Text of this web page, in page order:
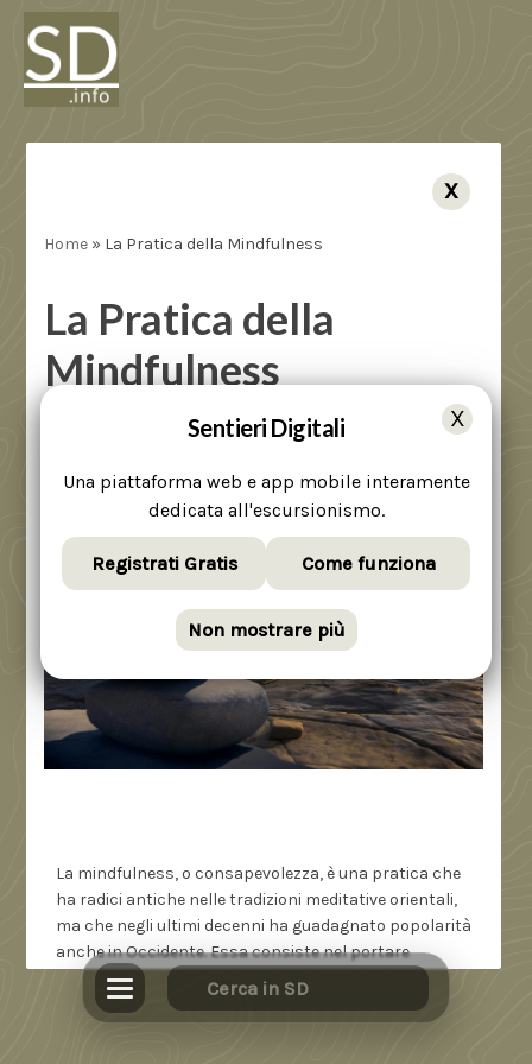
X
Home » La Pratica della Mindfulness
La Pratica della
Mindfulness
Rubriche
La mindfulness, o consapevolezza, è una pratica che
ha radici antiche nelle tradizioni meditative orientali,
ma che negli ultimi decenni ha guadagnato popolarità
anche in Occidente. Essa consiste nel portare
l’attenzione al momento presente in modo
intenzionale e non giudicante. Questa pratica può
Sentieri Digitali
Una piattaforma web e app mobile interamente
dedicata all'escursionismo.
Registrati Gratis Come funziona
Non mostrare più